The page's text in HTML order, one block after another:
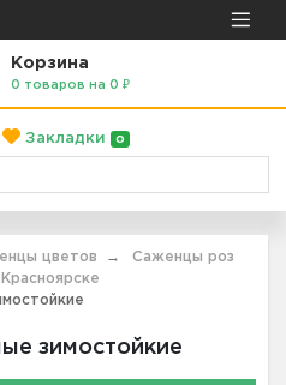
Корзина
0 товаров на 0 ₽
Закладки 0
цветов
Саженцы роз
зимостойкие